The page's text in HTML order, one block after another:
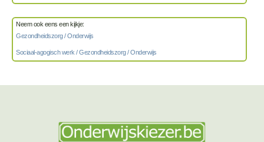
Neem ook eens een kijkje:
Gezondheidszorg / Onderwijs
Sociaal-agogisch werk / Gezondheidszorg / Onderwijs